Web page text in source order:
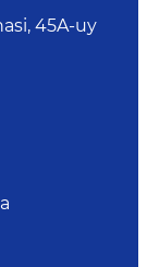
45A-uy